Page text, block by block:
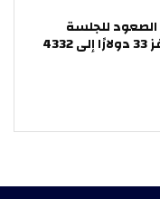
للجلسة
الخامسة.. الأونصة تقفز 33 دولارًا إلى 4332